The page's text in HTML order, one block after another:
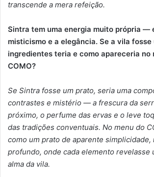
transcende a mera refeição.
Sintra tem uma energia muito própria —
misticismo e a elegância. Se a vila fosse
ingredientes teria e como apareceria no
COMO?
Se Sintra fosse um prato, seria uma
contrastes e mistério — a frescura da
próximo, o perfume das ervas e o leve
das tradições conventuais. No menu do
como um prato de aparente simplicidade,
profundo, onde cada elemento revelasse
alma da vila.